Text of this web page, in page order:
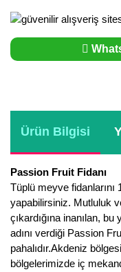
Ürün Bilgisi
Passion Fruit Fidanı
Tüplü meyve
yapabilirsiniz. Mutluluk
çıkardığına inanılan,
adını verdiği Passion
pahalıdır.Akdeniz
bölgelerimizde iç